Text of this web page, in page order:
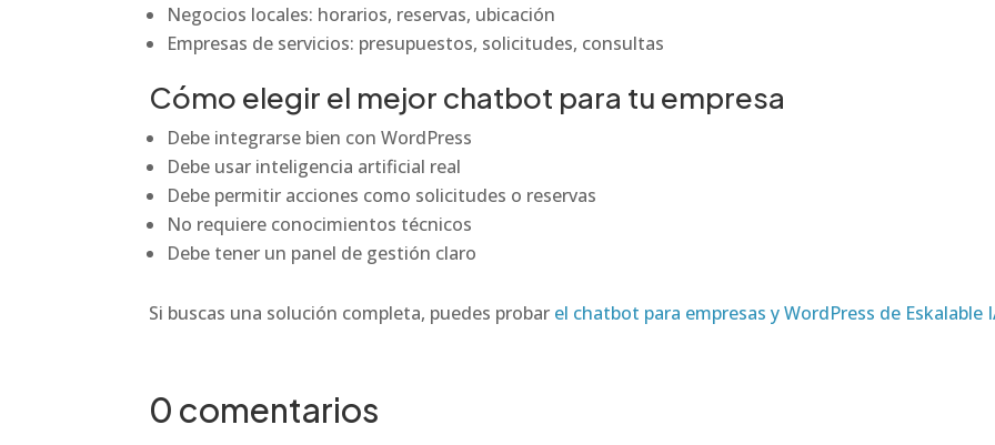
Negocios locales: horarios, reservas, ubicación
Empresas de servicios: presupuestos, solicitudes, consultas
Cómo elegir el mejor chatbot para tu empresa
Debe integrarse bien con WordPress
Debe usar inteligencia artificial real
Debe permitir acciones como solicitudes o reservas
No requiere conocimientos técnicos
Debe tener un panel de gestión claro
Si buscas una solución completa, puedes probar el chatbot para empresas y WordPress de Eskalable
0 comentarios